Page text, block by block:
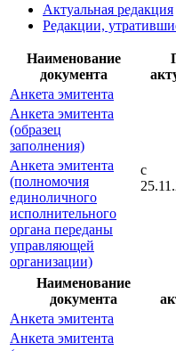
Актуальная редакция
Редакции,
Наименование
документа
Анкета эмитента
с
Анкета эмитента
(образец
заполнения)
Анкета эмитента
(полномочия
единоличного
исполнительного
органа переданы
управляющей
организации)
Наименование
документа
Анкета эмитента
Анкета эмитента